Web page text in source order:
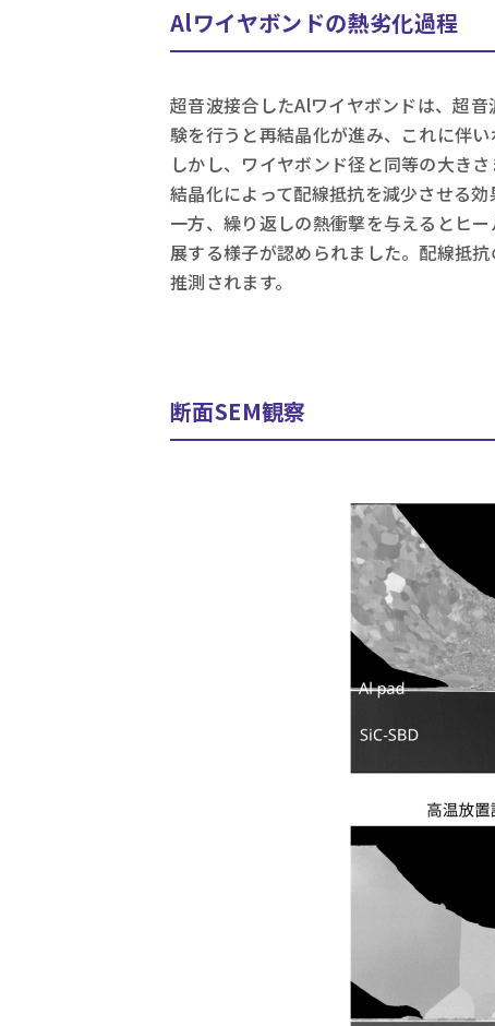
Alワイヤボンドの熱劣化過程
超音波接合したAlワイヤボンドは、超
験を行うと再結晶化が進み、これに伴
しかし、ワイヤボンド径と同等の大き
結晶化によって配線抵抗を減少させる効
一方、繰り返しの熱衝撃を与えるとヒ
展する様子が認められました。配線抵
推測されます。
断面SEM観察